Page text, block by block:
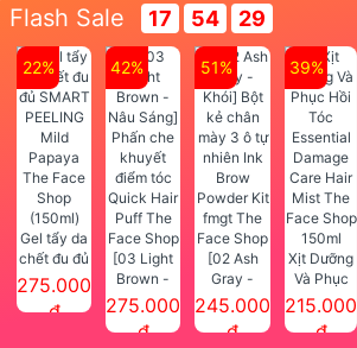
Flash Sale 17 54 28
22%
Gel tẩy da
chết đu đủ
SMART
PEELING
275.000
đ
42%
[03 Light
Brown -
Nâu Sáng]
Phấn che
275.000
đ
51%
[02 Ash
Gray -
Khói] Bột
kẻ chân
245.000
đ
39%
Xịt Dưỡng
Và Phục
Hồi Tóc
Essential
215.000
đ